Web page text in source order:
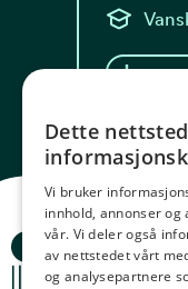
Les
Ocean Stories
Terms
Dette
Vi bruker
innhold, annonser
vår. Vi deler også
av nettstedet vårt
og analysepartnere